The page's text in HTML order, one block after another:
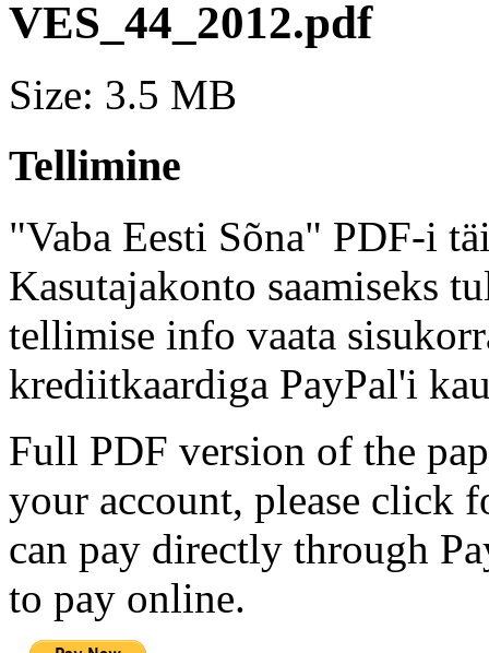
VES_44_2012.pdf
Size: 3.5 MB
Tellimine
"Vaba Eesti Sõna" PDF-i
Kasutajakonto saamiseks
tellimise info vaata
krediitkaardiga PayPal'i
Full PDF version of the
your account, please click
can pay directly through
to pay online.